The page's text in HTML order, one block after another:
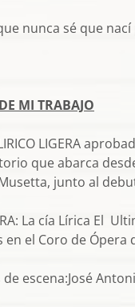
nunca sé que
MI TRABAJO
LIGERA
que abarca
junto al
La cía Lírica El
el Coro de Ópera
escena:José